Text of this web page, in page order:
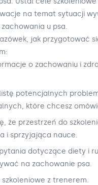
na temat sytuacji
u psa.
jak przygotować
o zachowaniu i
potencjalnych
które chcesz
że przestrzeń do
i sprzyjająca nauce.
dotyczące diety i
na zachowanie psa.
z trenerem.